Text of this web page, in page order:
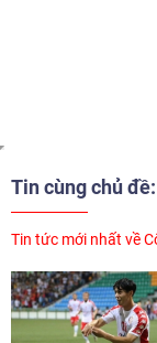
Tin cùng chủ đề:
Tin tức mới nhất về